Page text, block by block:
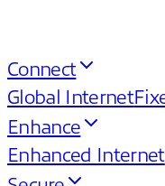
Connect
Global Internet
Enhance
Enhanced Internet